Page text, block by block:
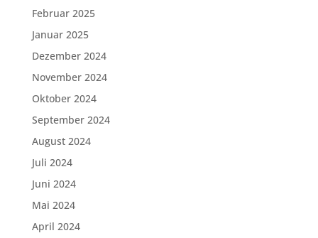
Februar 2025
Januar 2025
Dezember 2024
November 2024
Oktober 2024
September 2024
August 2024
Juli 2024
Juni 2024
Mai 2024
April 2024